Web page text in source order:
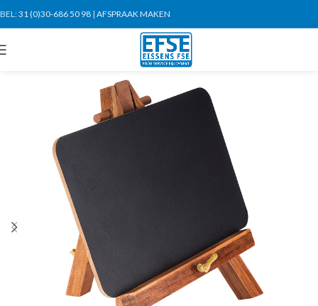
BEL:31 (0)30-686 50 98 | AFSPRAAK MAKEN